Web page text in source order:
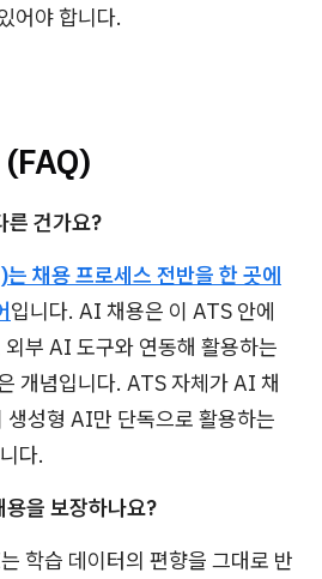
어야 합니다.
(FAQ)
른 건가요?
채용 프로세스 전반을 한 곳에
입니다. AI 채용은 이 ATS 안에
부 AI 도구와 연동해 활용하는
개념입니다. ATS 자체가 AI 채
성형 AI만 단독으로 활용하는
다.
을 보장하나요?
학습 데이터의 편향을 그대로 반